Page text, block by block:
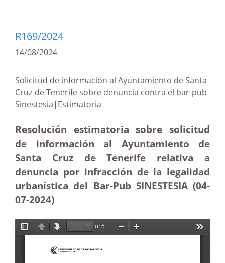
R169/2024
14/08/2024
Solicitud de información al Ayuntamiento de Santa
Cruz de Tenerife sobre denuncia contra el bar-pub
Sinestesia|Estimatoria
Resolución estimatoria sobre solicitud
de información al Ayuntamiento de
Santa Cruz de Tenerife relativa a
denuncia por infracción de la legalidad
urbanística del Bar-Pub SINESTESIA (04-
07-2024)